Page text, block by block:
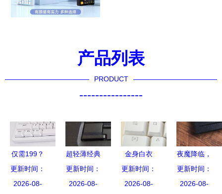
产品列表
PRODUCT
----------------
仅需199？
黑爵AK992
三模
更新时间：
2026-08-
超轻薄经典
再现 IBM
X61s 530
更新时间：
2026-08-
金身白衣
宜博K751
金色青轴
更新时间：
2026-08-
夜魔降临，
外设新秩序
ROG夜魔
更新时间：
2026-08-